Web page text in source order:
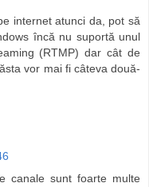
internet atunci da, pot să
încă nu suportă unul
(RTMP) dar cât de
vor mai fi câteva două-
canale sunt foarte multe